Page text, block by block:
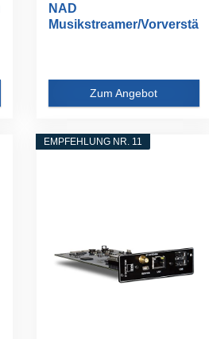
NAD
Musikstreamer/Vorverstä
Zum Angebot
EMPFEHLUNG NR. 11